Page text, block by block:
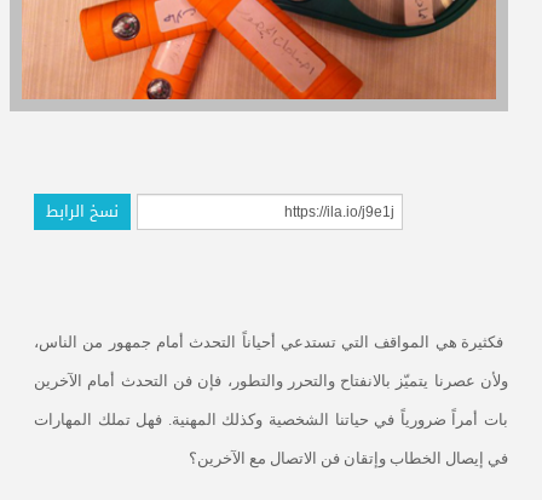
نسخ الرابط
فكثيرة هي المواقف التي تستدعي أحياناً التحدث أمام جمهور من الناس،
ولأن عصرنا يتميّز بالانفتاح والتحرر والتطور، فإن فن التحدث أمام الآخرين
بات أمراً ضرورياً في حياتنا الشخصية وكذلك المهنية. فهل تملك المهارات
في إيصال الخطاب وإتقان فن الاتصال مع الآخرين؟